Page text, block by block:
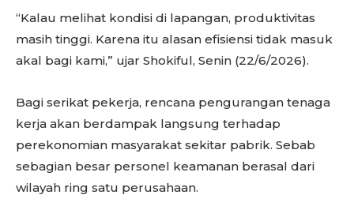
“Kalau melihat kondisi di lapangan, produktivitas
masih tinggi. Karena itu alasan efisiensi tidak masuk
akal bagi kami,” ujar Shokiful, Senin (22/6/2026).
Bagi serikat pekerja, rencana pengurangan tenaga
kerja akan berdampak langsung terhadap
perekonomian masyarakat sekitar pabrik. Sebab
sebagian besar personel keamanan berasal dari
wilayah ring satu perusahaan.